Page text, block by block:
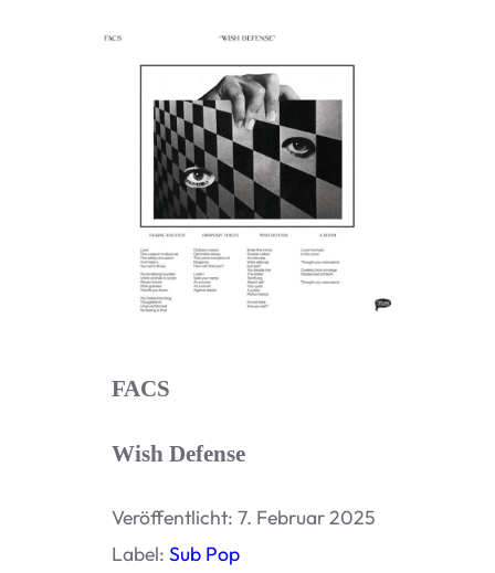
FACS
Wish Defense
Ver­öf­fent­licht: 7. Februar 2025
Label:Sub Pop